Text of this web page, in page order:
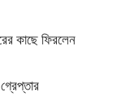
কাছে ফিরলেন